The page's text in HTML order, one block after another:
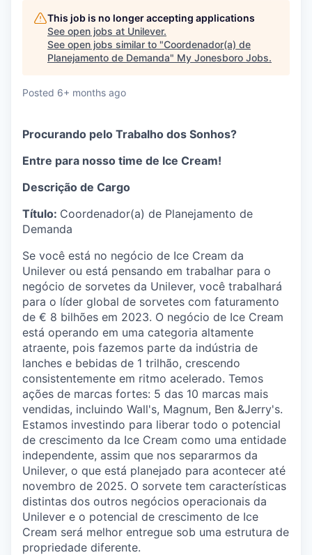
This job is no longer accepting applications
See open jobs at Unilever.
See open jobs similar to "Coordenador(a) de
Planejamento de Demanda" My Jonesboro Jobs.
Posted 6+ months ago
Procurando pelo Trabalho dos Sonhos?
Entre para nosso time de Ice Cream!
Descrição de Cargo
Título: Coordenador(a) de Planejamento de
Demanda
Se você está no negócio de Ice Cream da
Unilever ou está pensando em trabalhar para o
negócio de sorvetes da Unilever, você trabalhará
para o líder global de sorvetes com faturamento
de € 8 bilhões em 2023. O negócio de Ice Cream
está operando em uma categoria altamente
atraente, pois fazemos parte da indústria de
lanches e bebidas de 1 trilhão, crescendo
consistentemente em ritmo acelerado. Temos
ações de marcas fortes: 5 das 10 marcas mais
vendidas, incluindo Wall's, Magnum, Ben &Jerry's.
Estamos investindo para liberar todo o potencial
de crescimento da Ice Cream como uma entidade
independente, assim que nos separarmos da
Unilever, o que está planejado para acontecer até
novembro de 2025. O sorvete tem características
distintas dos outros negócios operacionais da
Unilever e o potencial de crescimento de Ice
Cream será melhor entregue sob uma estrutura de
propriedade diferente.